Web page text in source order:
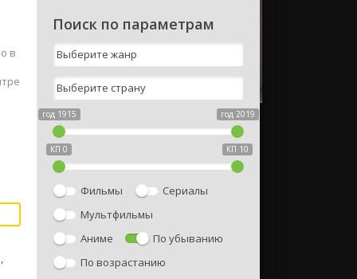
в
Поиск по параметрам
год 1915 год 2019
КП 0 КП 10
Фильмы
Сериалы
Мультфильмы
Аниме
По убыванию
По возрастанию